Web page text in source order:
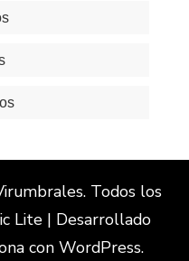
Todos los
Lite | Desarrollado
con WordPress.